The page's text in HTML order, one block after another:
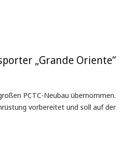
„Grande Oriente“
PCTC-Neubau übernommen.
vorbereitet und soll auf der